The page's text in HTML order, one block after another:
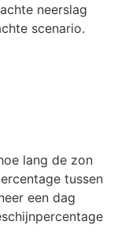
neerslag
scenario.
lang de zon
tussen
een dag